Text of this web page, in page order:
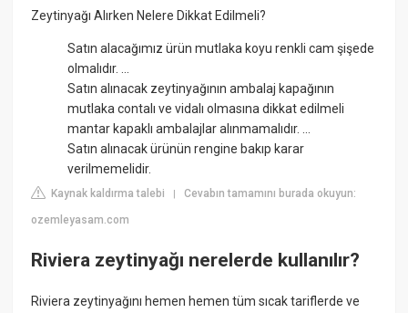
Zeytinyağı Alırken Nelere Dikkat Edilmeli?
Satın alacağımız ürün mutlaka koyu renkli cam şişede
olmalıdır. ...
Satın alınacak zeytinyağının ambalaj kapağının
mutlaka contalı ve vidalı olmasına dikkat edilmeli
mantar kapaklı ambalajlar alınmamalıdır. ...
Satın alınacak ürünün rengine bakıp karar
verilmemelidir.
Kaynak kaldırma talebi |Cevabın tamamını burada okuyun:
ozemleyasam.com
Riviera zeytinyağı nerelerde kullanılır?
Riviera zeytinyağını hemen hemen tüm sıcak tariflerde ve